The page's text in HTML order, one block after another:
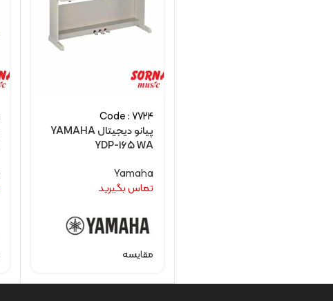
Code : 7724
پیانو دیجیتال YAMAHA
YDP-165 WA
Yamaha
تماس بگیرید
مقایسه